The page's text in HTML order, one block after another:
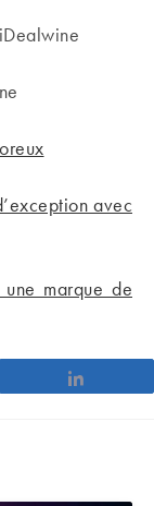
avec
marque de